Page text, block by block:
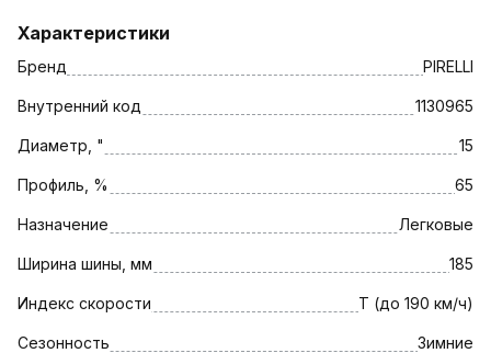
Характеристики
Бренд PIRELLI
Внутренний код 1130965
Диаметр, " 15
Профиль, % 65
Назначение Легковые
Ширина шины, мм 185
Индекс скорости T (до 190 км/ч)
Сезонность Зимние